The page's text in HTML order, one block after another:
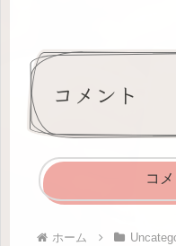
コメント
コ
ホーム